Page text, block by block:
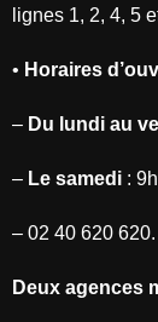
lignes 1, 2, 4, 5
• Horaires
– Du lundi au
– Le samedi :
– 02 40 620 620.
Deux agences